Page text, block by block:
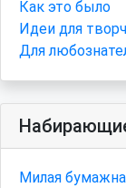
Как это было
Идеи для
Для
Милая